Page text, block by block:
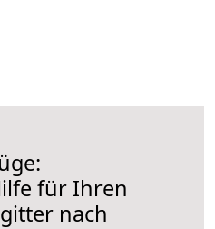
für Ihren
nach